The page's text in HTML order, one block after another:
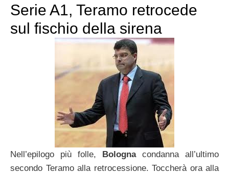
Serie A1, Teramo retrocede
sul fischio della sirena
Nell’epilogo più folle, Bologna condanna all’ultimo
secondo Teramo alla retrocessione. Toccherà ora alla